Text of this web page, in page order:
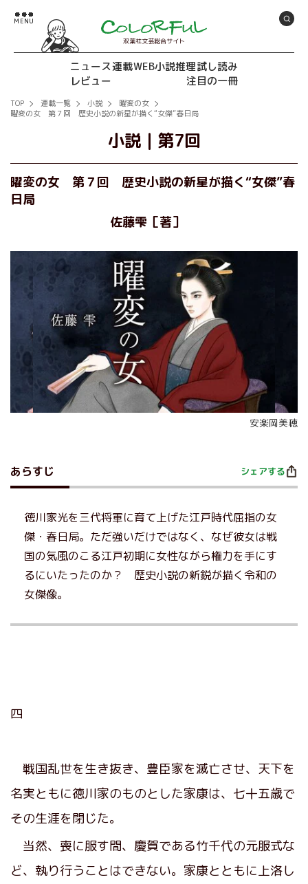
双葉社文芸総合サイト
ニュース連載WEB小説推理試し読み
レビュー
注目の一冊
TOP 連載一覧 小説
曜変の女
曜変の女 第７回 歴史小説の新星が描く“女傑”春日局
小説｜ 第7回
曜変の女 第７回 歴史小説の新星が描く“女傑”春
日局
佐藤雫［著］
安楽岡美穂
あらすじ シェアする
徳川家光を三代将軍に育て上げた江戸時代屈指の女
傑・春日局。ただ強いだけではなく、なぜ彼女は戦
国の気風のこる江戸初期に女性ながら権力を手にす
るにいたったのか？ 歴史小説の新鋭が描く令和の
女傑像。
四
戦国乱世を生き抜き、豊臣家を滅亡させ、天下を
名実ともに徳川家のものとした家康は、七十五歳で
その生涯を閉じた。
当然、喪に服す間、慶賀である竹千代の元服式な
ど、執り行うことはできない。家康とともに上洛し